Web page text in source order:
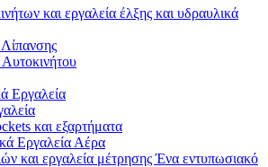
και εργαλεία έλξης και υδραυλικά
Εργαλεία
και εξαρτήματα
Εργαλεία Αέρα
και εργαλεία μέτρησης Ένα εντυπωσιακό